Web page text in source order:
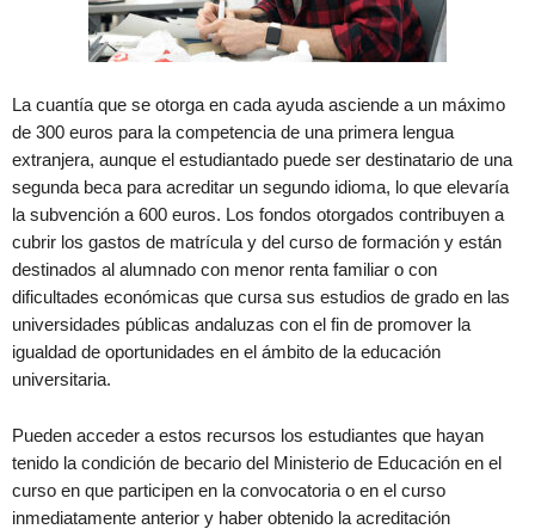
La cuantía que se otorga en cada ayuda asciende a un máximo
de 300 euros para la competencia de una primera lengua
extranjera, aunque el estudiantado puede ser destinatario de una
segunda beca para acreditar un segundo idioma, lo que elevaría
la subvención a 600 euros. Los fondos otorgados contribuyen a
cubrir los gastos de matrícula y del curso de formación y están
destinados al alumnado con menor renta familiar o con
dificultades económicas que cursa sus estudios de grado en las
universidades públicas andaluzas con el fin de promover la
igualdad de oportunidades en el ámbito de la educación
universitaria.
Pueden acceder a estos recursos los estudiantes que hayan
tenido la condición de becario del Ministerio de Educación en el
curso en que participen en la convocatoria o en el curso
inmediatamente anterior y haber obtenido la acreditación